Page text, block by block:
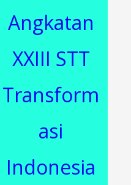
Angkatan
XXIII STT
Transform
asi
Indonesia